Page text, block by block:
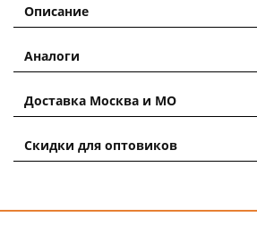
Описание
Аналоги
Доставка Москва и МО
Скидки для оптовиков